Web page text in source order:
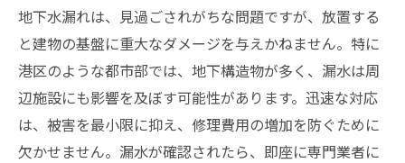
地下水漏れは、見過ごされがちな問題ですが、放置する
と建物の基盤に重大なダメージを与えかねません。特に
港区のような都市部では、地下構造物が多く、漏水は周
辺施設にも影響を及ぼす可能性があります。迅速な対応
は、被害を最小限に抑え、修理費用の増加を防ぐために
欠かせません。漏水が確認されたら、即座に専門業者に